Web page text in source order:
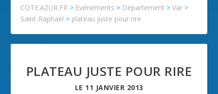
COTE.AZUR.FR > Evénements > Département >Var >
Saint-Raphaël > plateau juste pour rire
PLATEAU JUSTE POUR RIRE
LE 11 JANVIER 2013